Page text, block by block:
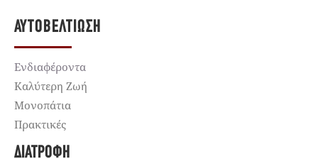
ΑΥΤΟΒΕΛΤΊΩΣΗ
Ενδιαφέροντα
Καλύτερη Ζωή
Μονοπάτια
Πρακτικές
ΔΙΑΤΡΟΦΉ